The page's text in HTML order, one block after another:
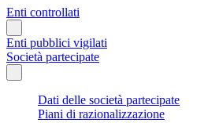
Enti controllati
Enti pubblici vigilati
Società partecipate
Dati delle società partecipate
Piani di razionalizzazione